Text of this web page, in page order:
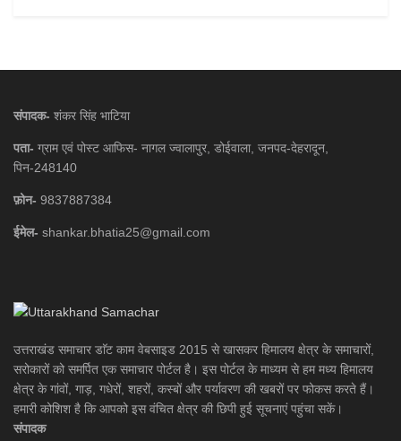
संपादक- शंकर सिंह भाटिया
पता- ग्राम एवं पोस्ट आफिस- नागल ज्वालापुर, डोईवाला, जनपद-देहरादून,
पिन-248140
फ़ोन- 9837887384
ईमेल- shankar.bhatia25@gmail.com
उत्तराखंड समाचार डाॅट काम वेबसाइड 2015 से खासकर हिमालय क्षेत्र के समाचारों,
सरोकारों को समर्पित एक समाचार पोर्टल है। इस पोर्टल के माध्यम से हम मध्य हिमालय
क्षेत्र के गांवों, गाड़, गधेरों, शहरों, कस्बों और पर्यावरण की खबरों पर फोकस करते हैं।
हमारी कोशिश है कि आपको इस वंचित क्षेत्र की छिपी हुई सूचनाएं पहुंचा सकें।
संपादक